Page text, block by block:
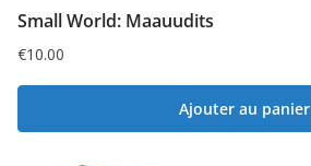
Small World: Maauudits
€10.00
Ajouter au panier